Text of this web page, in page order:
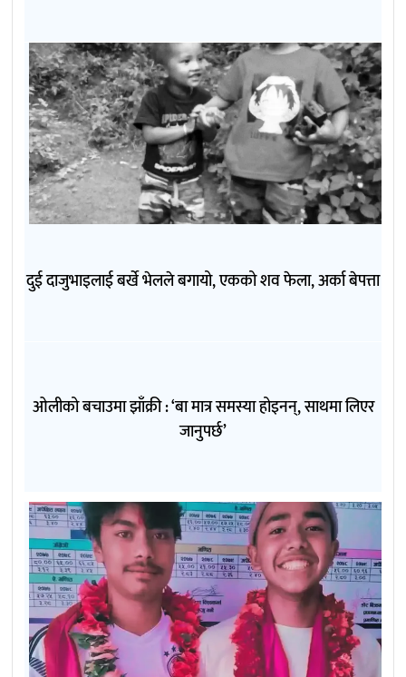
दुई दाजुभाइलाई बर्खे भेलले बगायो, एकको शव फेला, अर्का बेपत्ता
ओलीको बचाउमा झाँक्री : ‘बा मात्र समस्या होइनन्, साथमा लिएर
जानुपर्छ’